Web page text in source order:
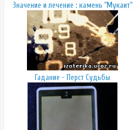
Значение и лечение : камень "Мукаит"
Гадание - Перст Судьбы